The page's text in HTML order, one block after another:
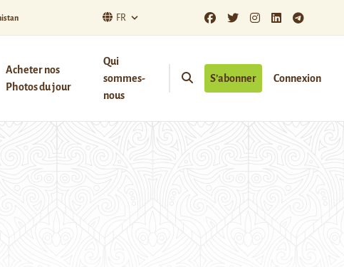
FR
Acheter nos
Photos du jour
Qui
sommes-
nous
S’abonner Connexion